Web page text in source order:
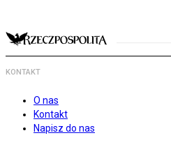
KONTAKT
O nas
Kontakt
Napisz do nas